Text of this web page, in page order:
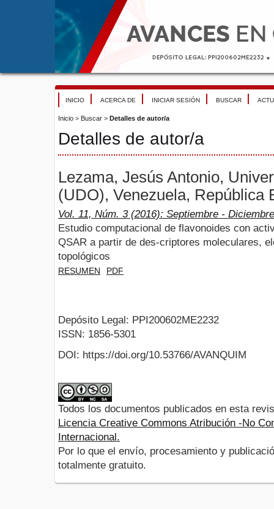
INICIO ACERCA DE INICIAR SESIÓN BUSCAR
Inicio > Buscar > Detalles de autor/a
Detalles de autor/a
Lezama, Jesús Antonio,
(UDO), Venezuela, República
Vol. 11, Núm. 3 (2016): Septiembre - Diciembre
Estudio computacional de flavonoides con
QSAR a partir de des-criptores moleculares,
topológicos
RESUMEN PDF
Depósito Legal: PPI200602ME2232
ISSN: 1856-5301
DOI: https://doi.org/10.53766/AVANQUIM
Todos los documentos publicados en esta
Licencia Creative Commons Atribución -No
Internacional.
Por lo que el envío, procesamiento y
totalmente gratuito.